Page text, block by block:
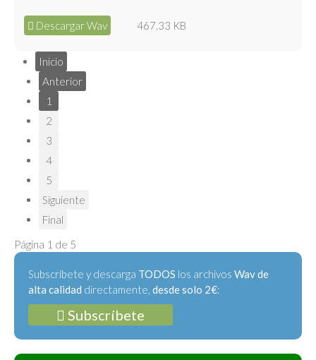
Descargar Wav 467.33 KB
Inicio
Anterior
1
2
3
4
5
Siguiente
Final
Página 1 de 5
Subscríbete y descarga TODOS los archivos Wav de
alta calidad directamente, desde solo 2€:
Subscríbete